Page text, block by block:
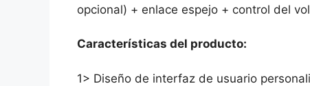
opcional) + enlace espejo + control del
Características del producto:
1> Diseño de interfaz de usuario